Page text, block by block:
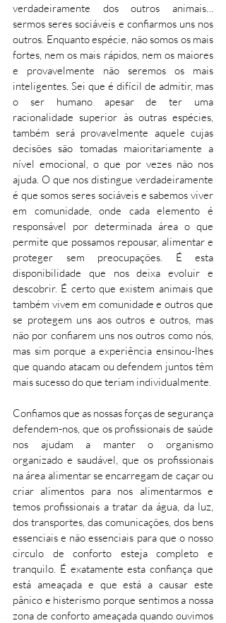
verdadeiramente dos outros animais…
sermos seres sociáveis e confiarmos uns nos
outros. Enquanto espécie, não somos os mais
fortes, nem os mais rápidos, nem os maiores
e provavelmente não seremos os mais
inteligentes. Sei que é difícil de admitir, mas
o ser humano apesar de ter uma
racionalidade superior às outras espécies,
também será provavelmente aquele cujas
decisões são tomadas maioritariamente a
nível emocional, o que por vezes não nos
ajuda. O que nos distingue verdadeiramente
é que somos seres sociáveis e sabemos viver
em comunidade, onde cada elemento é
responsável por determinada área o que
permite que possamos repousar, alimentar e
proteger sem preocupações. É esta
disponibilidade que nos deixa evoluir e
descobrir. É certo que existem animais que
também vivem em comunidade e outros que
se protegem uns aos outros e outros, mas
não por confiarem uns nos outros como nós,
mas sim porque a experiência ensinou-lhes
que quando atacam ou defendem juntos têm
mais sucesso do que teriam individualmente.
Confiamos que as nossas forças de segurança
defendem-nos, que os profissionais de saúde
nos ajudam a manter o organismo
organizado e saudável, que os profissionais
na área alimentar se encarregam de caçar ou
criar alimentos para nos alimentarmos e
temos profissionais a tratar da água, da luz,
dos transportes, das comunicações, dos bens
essenciais e não essenciais para que o nosso
circulo de conforto esteja completo e
tranquilo. É exatamente esta confiança que
está ameaçada e que está a causar este
pânico e histerismo porque sentimos a nossa
zona de conforto ameaçada quando ouvimos